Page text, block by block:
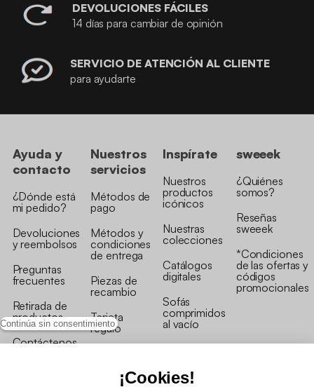
Continúa sin consentimiento
¡Cookies!
DEVOLUCIONES FÁCILES
14 días para cambiar de opinión
SERVICIO DE ATENCIÓN AL CLIENTE
para ayudarte
Ayuda y
contacto
¿Dónde está
mi pedido?
Devoluciones
y reembolsos
Preguntas
frecuentes
Retirada de
productos
Contáctenos
Nuestros
servicios
Métodos de
pago
Métodos y
condiciones
de entrega
Piezas de
recambio
Tarjeta
regalo
Inspírate
Nuestros
productos
icónicos
Nuestras
colecciones
Catálogos
digitales
Sofás
comprimidos
al vacío
sweeek
¿Quiénes
somos?
Reseñas
sweeek
*Condiciones
de las ofertas y
códigos
promocionales